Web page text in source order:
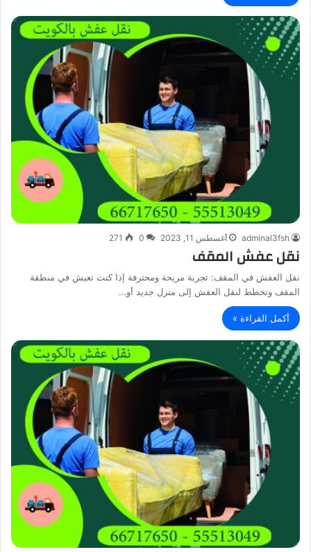
adminal3fsh أغسطس 11, 2023 0
271
نقل عفش المقف
نقل العفش في المقف: تجربة مريحة ومحترفة إذا كنت تعيش في منطقة
المقف وتخطط لنقل العفش إلى منزل جديد أو…
أكمل القراءة »